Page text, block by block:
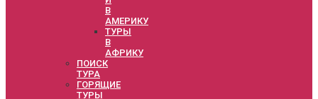
В
АМЕРИКУ
ТУРЫ
В
АФРИКУ
ПОИСК
ТУРА
ГОРЯЩИЕ
ТУРЫ